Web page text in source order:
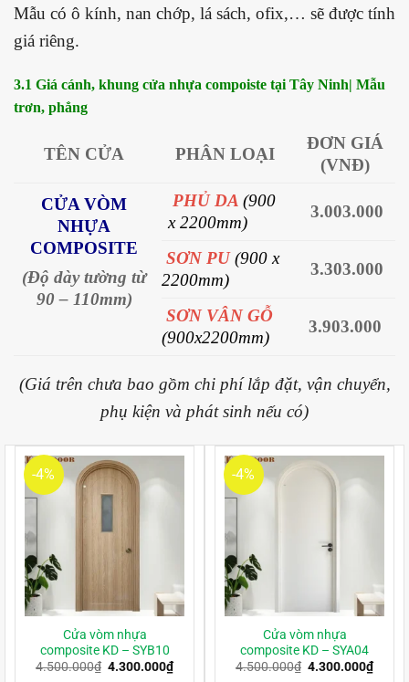
Mẫu có ô kính, nan chớp, lá sách, ofix,… sẽ được tính
giá riêng.
3.1 Giá cánh, khung cửa nhựa compoiste tại Tây Ninh| Mẫu
trơn, phẳng
TÊN CỬA PHÂN LOẠI
ĐƠN GIÁ
(VNĐ)
CỬA VÒM
NHỰA
COMPOSITE
(Độ dày tường từ
90 – 110mm)
PHỦ DA(900
x 2200mm)
3.003.000
SƠN PU(900 x
2200mm)
3.303.000
SƠN VÂN GỖ
(900x2200mm)
3.903.000
(Giá trên chưa bao gồm chi phí lắp đặt, vận chuyển,
phụ kiện và phát sinh nếu có)
-4%
Cửa vòm nhựa
composite KD – SYB10
4.500.000₫ Giá
4.300.000₫Giá
hiện
-4%
Cửa vòm nhựa
composite KD – SYA04
4.500.000₫ Giá
4.300.000₫Giá
hiện